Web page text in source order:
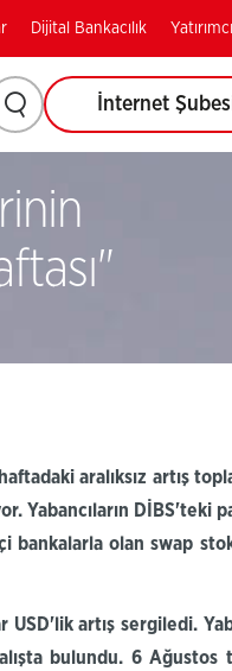
Dijital Bankacılık
Arama
yapmak
için
tıklayınız.
İnternet
aralıksız artış
Yabancıların DİBS'teki
bankalarla olan swap
USD'likartış sergiledi.
bulundu. 6 Ağustos